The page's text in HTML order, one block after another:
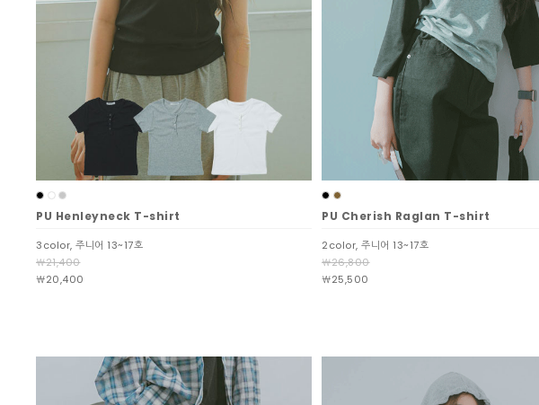
PU Henleyneck T-shirt
3color, 주니어 13~17호
￦21,400
￦20,400
PU Cherish Raglan T-shirt
2color, 주니어 13~17호
￦26,800
￦25,500